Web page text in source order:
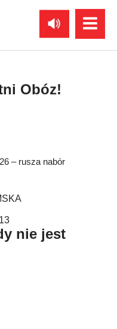
Obóz!
– rusza nabór
nie jest